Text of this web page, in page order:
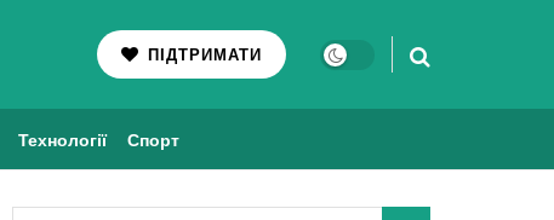
ПІДТРИМАТИ
Технології Спорт